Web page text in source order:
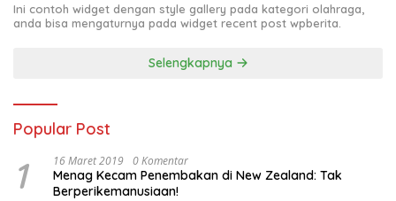
Ini contoh widget dengan style gallery pada kategori olahraga,
anda bisa mengaturnya pada widget recent post wpberita.
Selengkapnya
Popular Post
1 16 Maret 2019 0 Komentar
Menag Kecam Penembakan di New Zealand: Tak
Berperikemanusiaan!